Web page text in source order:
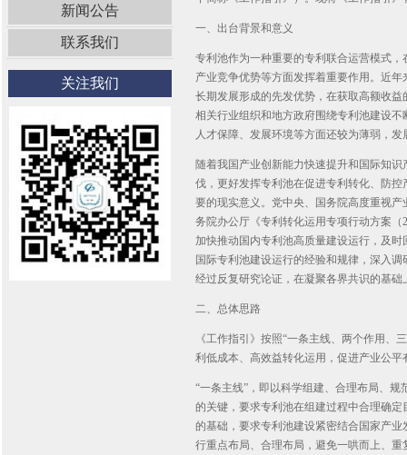
新闻公告
联系我们
关注我们
一、出台背景和意义
专利池作为一种重要的专利联合运营模式
产业竞争优势等方面发挥着重要作用。近
长期发展形成的先发优势，在获取高额收
相关行业组织和地方政府围绕专利池建设
人才保障、发展环境等方面还较为薄弱，
随着我国产业创新能力快速提升和国际知
伐，更好发挥专利池在促进专利转化、防
要的现实意义。党中央、国务院高度重视
务院办公厅《专利转化运用专项行动方案
加快推动国内专利池高质量建设运行，及
国际专利池建设运行的经验和规律，深入
经过反复研究论证，在凝聚各界共识的基
二、总体思路
《工作指引》按照“一条主线、两个作用
利低成本、高效益转化运用，促进产业公
“一条主线”，即以科学组建、合理布局、
的关键，要求专利池在组建过程中合理确
的基础，要求专利池建设紧密结合国家产
行重点布局、合理布局，避免一哄而上、